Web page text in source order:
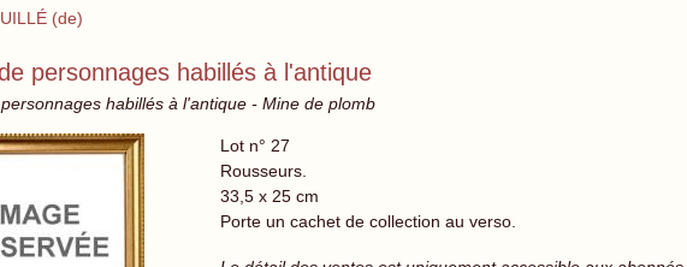
(de)
personnages habillés à l'antique
habillés à l'antique - Mine de plomb
Lot n° 27
Rousseurs.
33,5 x 25 cm
Porte un cachet de collection au verso.